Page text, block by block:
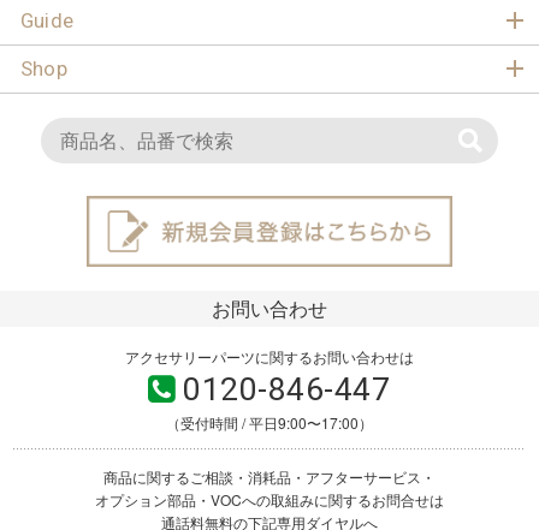
Guide
Shop
お問い合わせ
アクセサリーパーツに関するお問い合わせは
0120-846-447
（受付時間 / 平日9:00〜17:00）
商品に関するご相談・消耗品・アフターサービス・
オプション部品・VOCへの取組みに関するお問合せは
通話料無料の下記専用ダイヤルへ